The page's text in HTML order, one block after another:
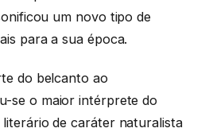
um novo tipo de
para a sua época.
do belcanto ao
se o maior intérprete do
de caráter naturalista